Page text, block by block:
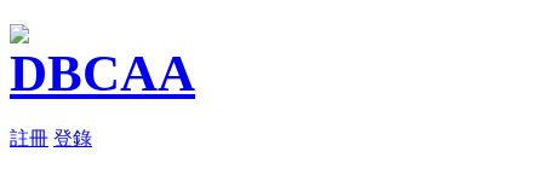
註冊 登錄